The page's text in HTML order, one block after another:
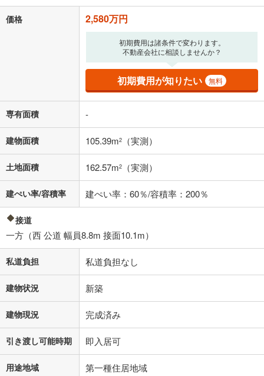
上、ご自身での入力をお願いいたします。初期設定で自動入力されてい
る値は、実際の金融機関等における貸出金利とは何ら関係がなく、実際
の金融機関等における貸出金利を何ら保証するものではありません。返
済方法「元利均等返済」にて算出しております。入力された金利を35年
適用した場合の計算結果を表示しています。
その他月額費用や、初期費用がかかります。ご注意ください。実際にお
借り入れの際は各金融機関等に、必ずご自身でご確認をお願いいたしま
す。
条件によってお借り入れができないことがあります。
不動産会社に購入相談をする
閉じる
価格 2,580万円
初期費用は諸条件で変わります。
不動産会社に相談しませんか？
初期費用が知りたい 無料
専有面積 -
建物面積 105.39m2 （実測）
土地面積 162.57m2 （実測）
建ぺい率/容積率 建ぺい率：60％/容積率：200％
接道
一方（西 公道 幅員8.8m 接面10.1m）
私道負担 私道負担なし
建物状況 新築
建物現況 完成済み
引き渡し可能時期 即入居可
用途地域 第一種住居地域